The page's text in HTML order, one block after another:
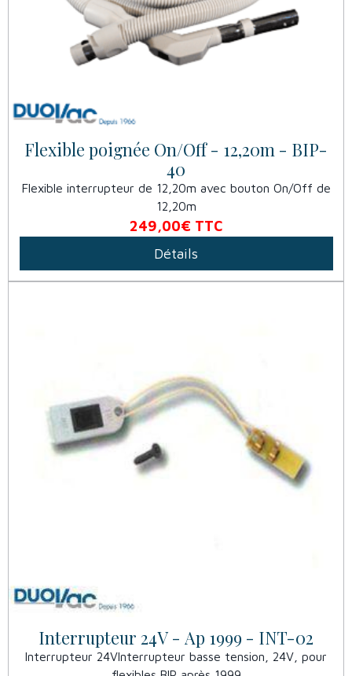
Flexible poignée On/Off - 12,20m - BIP-
40
Flexible interrupteur de 12,20m avec bouton On/Off de
12,20m
249,00€ TTC
Détails
Interrupteur 24V - Ap 1999 - INT-02
Interrupteur 24VInterrupteur basse tension, 24V, pour